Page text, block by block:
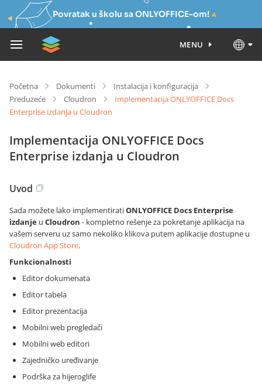
Povratak u školu sa ONLYOFFICE-om!
MENU
Početna Dokumenti
Instalacija i konfiguracija
Preduzeće
Cloudron
Implementacija ONLYOFFICE Docs
Enterprise izdanja u Cloudron
Implementacija ONLYOFFICE Docs
Enterprise izdanja u Cloudron
Uvod
Sada možete lako implementiratiONLYOFFICE Docs Enterprise
izdanje u Cloudron - kompletno rešenje za pokretanje aplikacija na
vašem serveru uz samo nekoliko klikova putem aplikacije dostupne u
Cloudron App Store.
Funkcionalnosti
Editor dokumenata
Editor tabela
Editor prezentacija
Mobilni web pregledači
Mobilni web editori
Zajedničko uređivanje
Podrška za hijeroglife